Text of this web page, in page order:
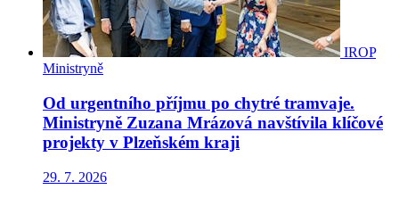
IROP
Ministryně
Od urgentního příjmu po chytré tramvaje.
Ministryně Zuzana Mrázová navštívila klíčové
projekty v Plzeňském kraji
29. 7. 2026